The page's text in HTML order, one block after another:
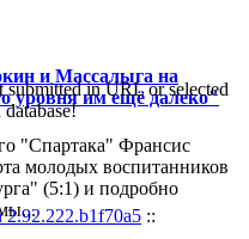
и Массалыга на
уровня им ещё далеко"
"Спартака" Франсис
молодых воспитанников
(5:1) и подробно
in URL or selected
2.92.222.b1f70a5 ::